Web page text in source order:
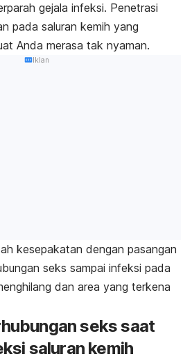
gejala infeksi. Penetrasi
pada saluran kemih yang
Anda merasa tak nyaman.
Iklan
kesepakatan dengan pasangan
seks sampai infeksi pada
dan area yang terkena
seks saat
saluran kemih